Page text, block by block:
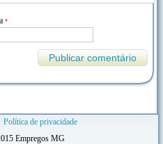
*
Política de privacidade
Empregos MG